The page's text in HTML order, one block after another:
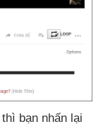
thì bạn nhấn lại